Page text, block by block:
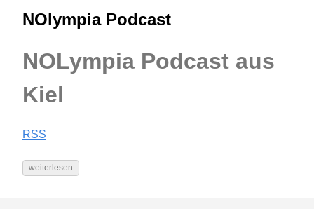
NOlympia Podcast
NOLympia Podcast aus
Kiel
RSS
weiterlesen